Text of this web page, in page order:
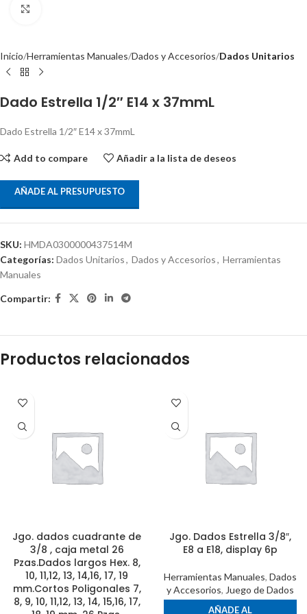
Inicio Herramientas Manuales Dados y Accesorios Dados Unitarios
Dado Estrella 1/2″ E14 x 37mmL
Dado Estrella 1/2″ E14 x 37mmL
Add to compare Añadir a la lista de deseos
AÑADE AL PRESUPUESTO
SKU: HMDA0300000437514M
Categorías: Dados Unitarios, Dados y Accesorios, Herramientas
Manuales
Compartir:
Productos relacionados
Jgo. dados cuadrante de
3/8 , caja metal 26
Pzas.Dados largos Hex. 8,
10, 11,12, 13, 14,16, 17, 19
mm.Cortos Poligonales 7,
8, 9, 10, 11,12, 13, 14, 15,16, 17,
Jgo. Dados Estrella 3/8″,
E8 a E18, display 6p
Herramientas Manuales, Dados
y Accesorios, Juego de Dados
AÑADE AL